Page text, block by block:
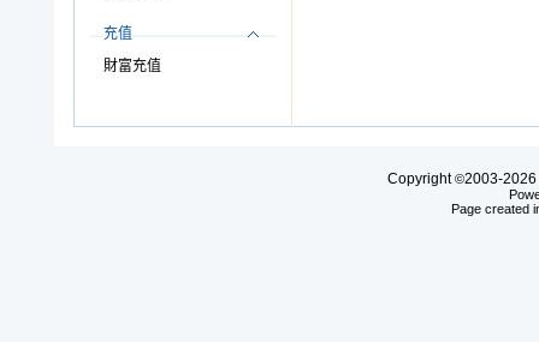
充值
財富充值
Copyright©2003-2026
Page created